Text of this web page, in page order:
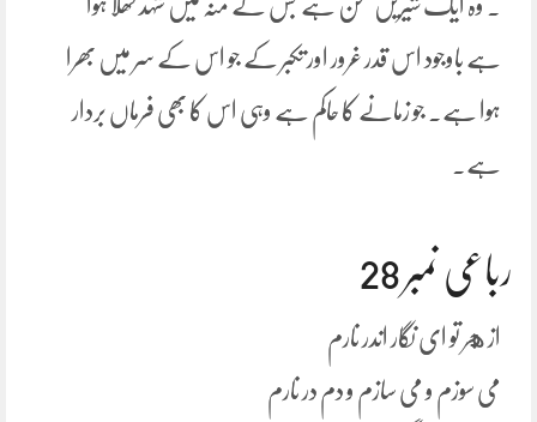
۔ وہ ایک شیریں سخن ہے جس کے منہ میں شہد گھلا ہوا
ہے باوجود اس قدر غرور اور تکبر کے جو اس کے سر میں بھرا
ہوا ہے۔ جو زمانے کا حاکم ہے وہی اس کا بھی فرماں بردار
ہے۔
رباعی نمبر 28
از هجر تو ای نگار اندر نارم
می سوزم و می سازم و دم در نارم